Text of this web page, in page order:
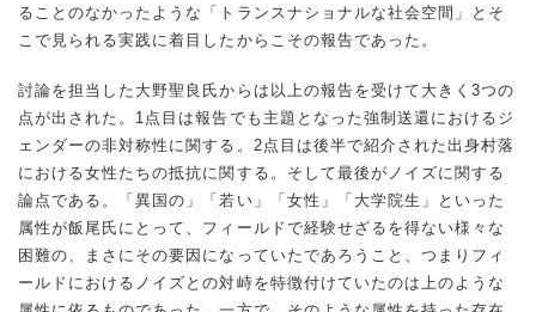
ることのなかったような「トランスナショナルな社会空間」とそ
こで見られる実践に着目したからこその報告であった。
討論を担当した大野聖良氏からは以上の報告を受けて大きく3つの
点が出された。1点目は報告でも主題となった強制送還におけるジ
ェンダーの非対称性に関する。2点目は後半で紹介された出身村落
における女性たちの抵抗に関する。そして最後がノイズに関する
論点である。「異国の」「若い」「女性」「大学院生」といった
属性が飯尾氏にとって、フィールドで経験せざるを得ない様々な
困難の、まさにその要因になっていたであろうこと、つまりフィ
ールドにおけるノイズとの対峙を特徴付けていたのは上のような